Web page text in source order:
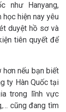
như Hanyang,
học hiện nay yêu
duyệt hồ sơ và
tiên quyết để
hơn nếu bạn biết
ty Hàn Quốc tại
trong lĩnh vực
cũng đang tìm